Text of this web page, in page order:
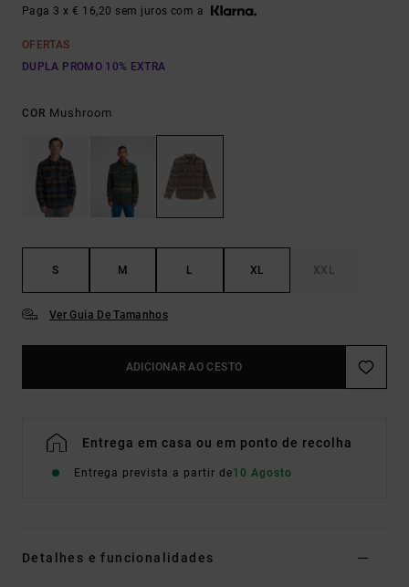
Paga 3 x € 16,20 sem juros com a
OFERTAS
DUPLA PROMO 10% EXTRA
COR Mushroom
S M L XL XXL
Ver Guia De Tamanhos
ADICIONAR AO CESTO
Entrega em casa ou em ponto de recolha
Entrega prevista a partir de10 Agosto
Detalhes e funcionalidades